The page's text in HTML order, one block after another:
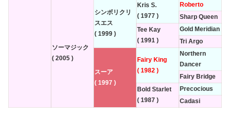
ソーマジック
( 2005 )
シンボリクリ
スエス
( 1999 )
Kris S.
( 1977 )
Roberto
Sharp Queen
Tee Kay
( 1991 )
Gold Meridian
Tri Argo
スーア
( 1997 )
Fairy King
( 1982 )
Northern
Dancer
Fairy Bridge
Bold Starlet
( 1987 )
Precocious
Cadasi